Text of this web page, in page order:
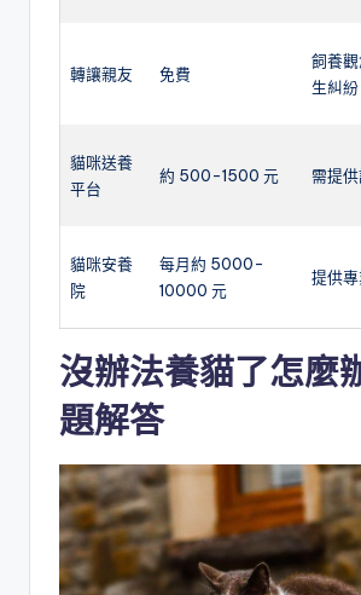
轉讓親友 免費
飼養
生糾紛
貓咪送養
平台
約 500-1500 元 需提
貓咪安養
院
每月約 5000-
10000 元
提供
沒辦法養貓了怎麼
題解答